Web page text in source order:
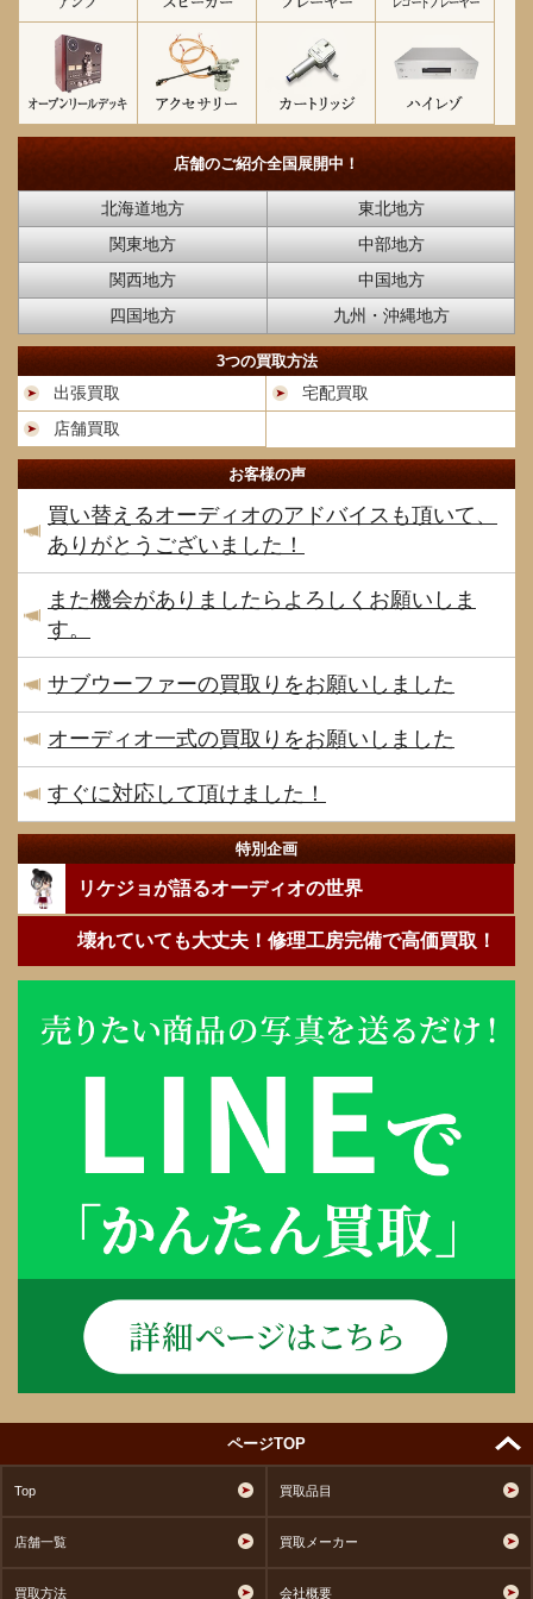
店舗のご紹介全国展開中！
北海道地方
東北地方
関東地方
中部地方
関西地方
中国地方
四国地方
九州・沖縄地方
3つの買取方法
出張買取
宅配買取
店舗買取
お客様の声
買い替えるオーディオのアドバイスも頂いて、
ありがとうございました！
また機会がありましたらよろしくお願いしま
す。
サブウーファーの買取りをお願いしました
オーディオ一式の買取りをお願いしました
すぐに対応して頂けました！
特別企画
リケジョが語るオーディオの世界
壊れていても大丈夫！修理工房完備で高価買取！
ページTOP
Top 買取品目
店舗一覧 買取メーカー
買取方法 会社概要